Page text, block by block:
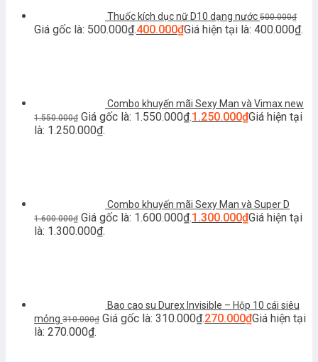
Thuốc kích dục nữ D10 dạng nước 500.000₫
Giá gốc là: 500.000₫.400.000₫Giá hiện tại là: 400.000₫.
Combo khuyến mãi Sexy Man và Vimax new
1.550.000₫ Giá gốc là: 1.550.000₫.1.250.000₫Giá hiện tại
là: 1.250.000₫.
Combo khuyến mãi Sexy Man và Super D
1.600.000₫ Giá gốc là: 1.600.000₫.1.300.000₫Giá hiện tại
là: 1.300.000₫.
Bao cao su Durex Invisible – Hộp 10 cái siêu
mỏng 310.000₫ Giá gốc là: 310.000₫.270.000₫Giá hiện tại
là: 270.000₫.